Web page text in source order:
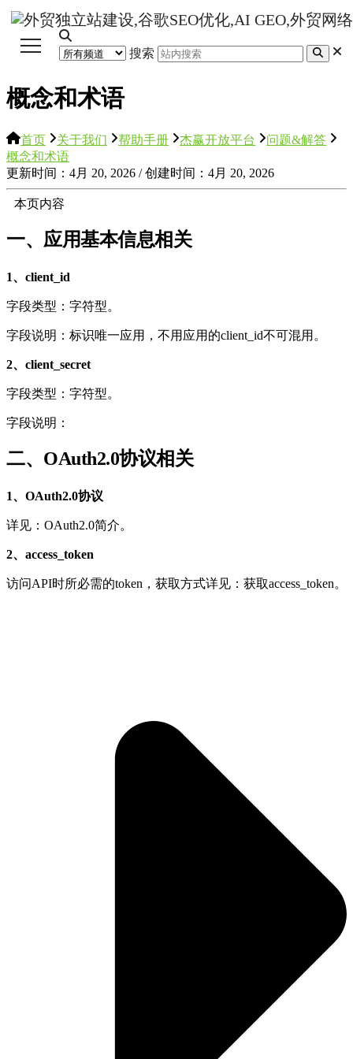
搜索
概念和术语
首页 关于我们 帮助手册 杰赢开放平台
问题&解答
概念和术语
更新时间：4月 20, 2026 / 创建时间：4月 20, 2026
本页内容
一、应用基本信息相关
1、client_id
字段类型：字符型。
字段说明：标识唯一应用，不用应用的client_id不可混用。
2、client_secret
字段类型：字符型。
字段说明：
二、OAuth2.0协议相关
1、OAuth2.0协议
详见：OAuth2.0简介。
2、access_token
访问API时所必需的token，获取方式详见：获取access_token。